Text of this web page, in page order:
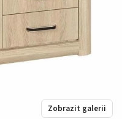
Zobrazit galerii